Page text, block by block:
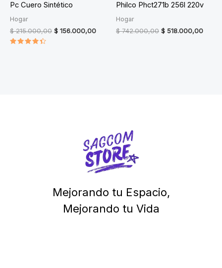
Pc Cuero Sintético
Hogar
$215.000,00 Original
$ 156.000,00Current
Philco Phct271b 256l 220v
Hogar
$742.000,00 Original
$ 518.000,00
Mejorando tu Espacio,
Mejorando tu Vida